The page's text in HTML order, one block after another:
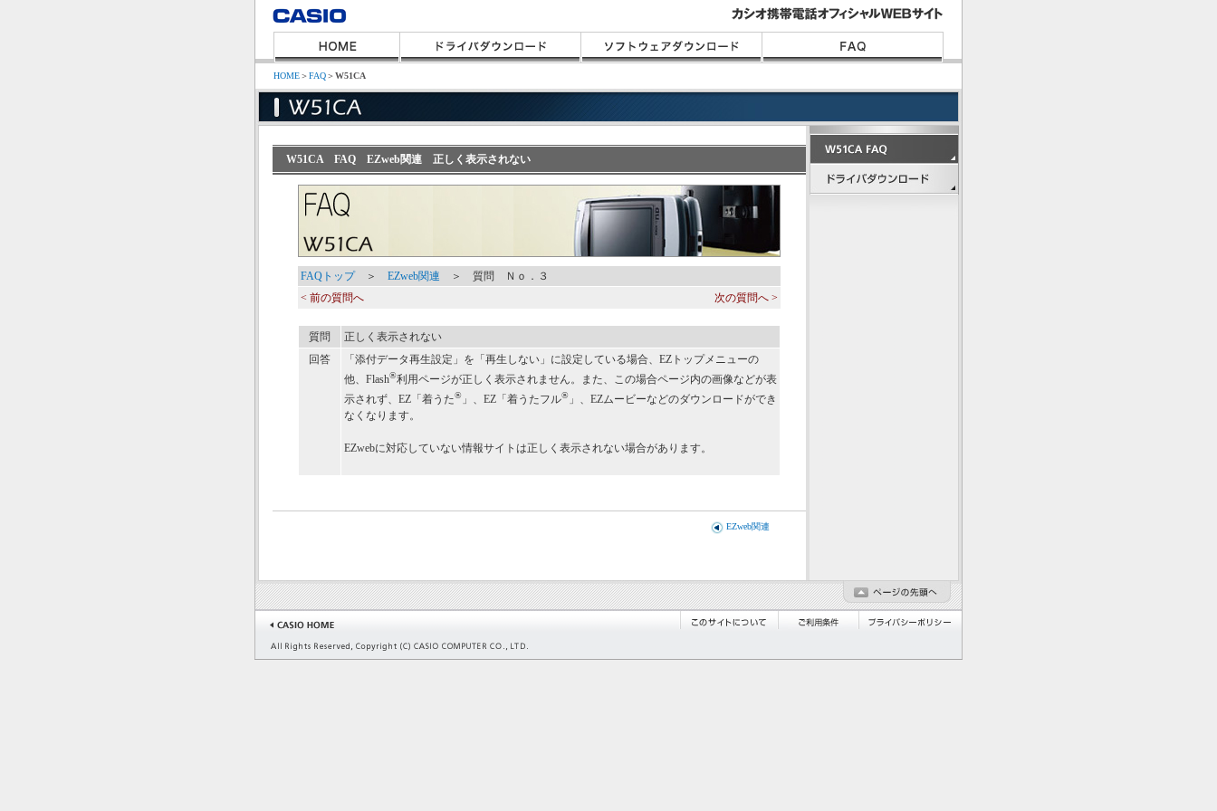
HOME＞FAQ＞W51CA
W51CA FAQ EZweb関連 正しく表示されない
FAQトップ＞ EZweb関連 ＞ 質問 Ｎｏ．３
< 前の質問へ
次の質問へ >
質問
正しく表示されない
回答
「添付データ再生設定」を「再生しない」に設定している場合、EZトップメニューの
他、Flash®利用ページが正しく表示されません。また、この場合ページ内の画像などが表
示されず、EZ「着うた® 」、EZ「着うたフル® 」、EZムービーなどのダウンロードができ
なくなります。
EZwebに対応していない情報サイトは正しく表示されない場合があります。
EZweb関連